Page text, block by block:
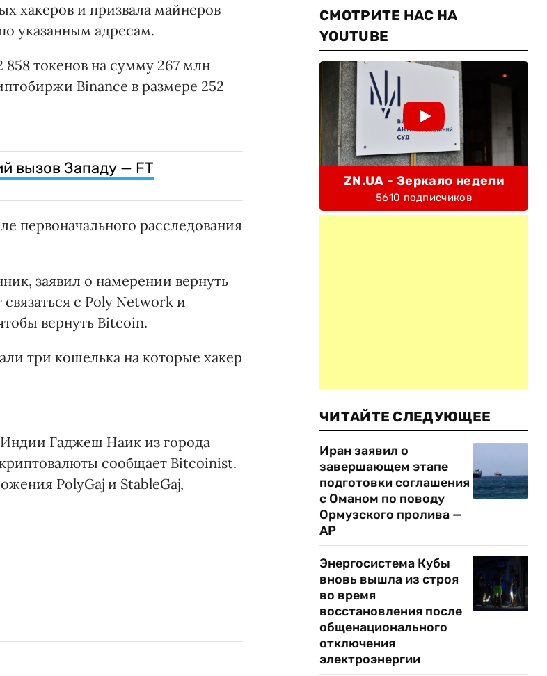
хакеров и призвала майнеров
указанным адресам.
858 токенов на сумму 267 млн
Binance в размере 252
вызов Западу — FT
первоначального расследования
заявил о намерении вернуть
с Poly Network и
вернуть Bitcoin.
три кошелька на которые хакер
Гаджеш Наик из города
сообщает Bitcoinist.
PolyGaj и StableGaj,
СМОТРИТЕ НАС НА
YOUTUBE
ZN.UA - Зеркало недели
5610 подписчиков
ЧИТАЙТЕ СЛЕДУЮЩЕЕ
Иран заявил о
завершающем этапе
подготовки соглашения
с Оманом по поводу
Ормузского пролива —
AP
Энергосистема Кубы
вновь вышла из строя
во время
восстановления после
общенационального
отключения
электроэнергии